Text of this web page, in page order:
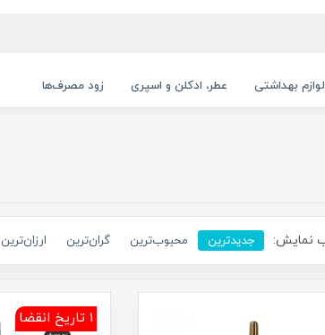
لوازم بهداشتی عطر، ادکلن و اسپری زود مصرف‌ها
نمایش: جدیدترین محبوب‌ترین گران‌ترین ارزان‌ترین
1 تاریخ انقضا